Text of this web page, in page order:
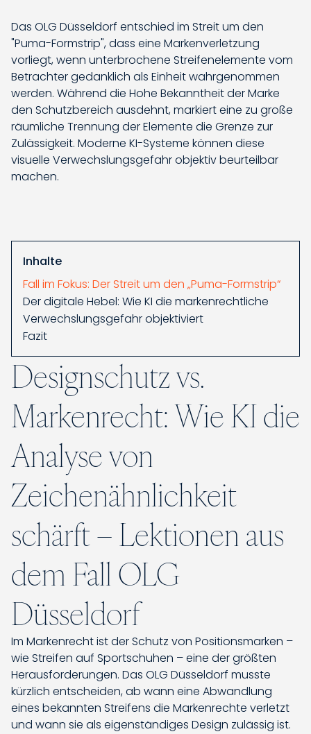
Das OLG Düsseldorf entschied im Streit um den
"Puma-Formstrip", dass eine Markenverletzung
vorliegt, wenn unterbrochene Streifenelemente vom
Betrachter gedanklich als Einheit wahrgenommen
werden. Während die Hohe Bekanntheit der Marke
den Schutzbereich ausdehnt, markiert eine zu große
räumliche Trennung der Elemente die Grenze zur
Zulässigkeit. Moderne KI-Systeme können diese
visuelle Verwechslungsgefahr objektiv beurteilbar
machen.
Inhalte
Fall im Fokus: Der Streit um den „Puma-Formstrip“
Der digitale Hebel: Wie KI die markenrechtliche
Verwechslungsgefahr objektiviert
Fazit
Designschutz vs.
Markenrecht: Wie KI die
Analyse von
Zeichenähnlichkeit
schärft – Lektionen aus
dem Fall OLG
Düsseldorf
Im Markenrecht ist der Schutz von Positionsmarken –
wie Streifen auf Sportschuhen – eine der größten
Herausforderungen. Das OLG Düsseldorf musste
kürzlich entscheiden, ab wann eine Abwandlung
eines bekannten Streifens die Markenrechte verletzt
und wann sie als eigenständiges Design zulässig ist.